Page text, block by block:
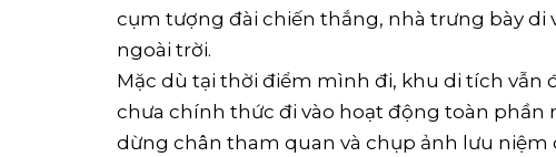
cụm tượng đài chiến thắng, nhà trưng bày di
ngoài trời.
Mặc dù tại thời điểm mình đi, khu di tích vẫn
chưa chính thức đi vào hoạt động toàn phần
dừng chân tham quan và chụp ảnh lưu niệm